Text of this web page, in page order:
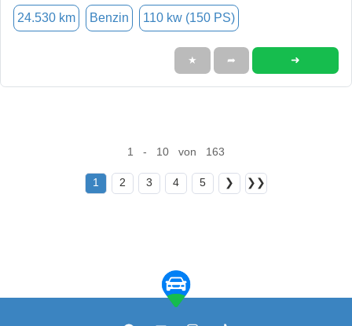
24.530 km Benzin 110 kw (150 PS)
★ ➦ ➜
1 - 10 von 163
1 2 3 4 5 ❯ ❯❯